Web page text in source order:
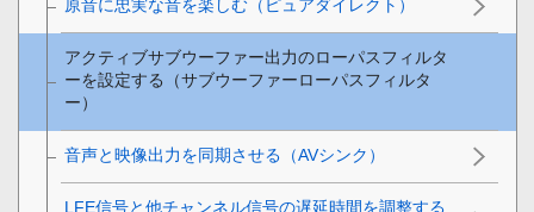
原音に忠実な音を楽しむ（ ピュアダイレクト ）
アクティブサブウーファー出力のローパスフィルタ
ーを設定する（サブウーファーローパスフィルタ
ー）
音声と映像出力を同期させる（AVシンク ）
LFE信号と他チャンネル信号の遅延時間を調整する